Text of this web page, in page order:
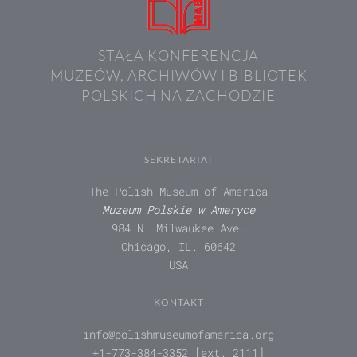
STAŁA KONFERENCJA
MUZEÓW, ARCHIWÓW I BIBLIOTEK
POLSKICH NA ZACHODZIE
SEKRETARIAT
The Polish Museum of America
Muzeum Polskie w Ameryce
984 N. Milwaukee Ave.
Chicago, IL. 60642
USA
KONTAKT
info@polishmuseumofamerica.org
+1-773-384-3352 [ext. 2111]